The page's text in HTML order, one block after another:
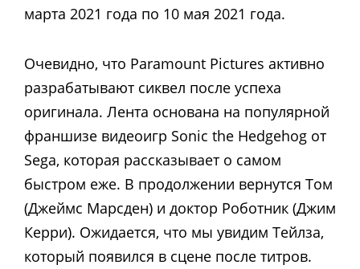
марта 2021 года по 10 мая 2021 года.
Очевидно, что Paramount Pictures активно
разрабатывают сиквел после успеха
оригинала. Лента основана на популярной
франшизе видеоигр Sonic the Hedgehog от
Sega, которая рассказывает о самом
быстром еже. В продолжении вернутся Том
(Джеймс Марсден) и доктор Роботник (Джим
Керри). Ожидается, что мы увидим Тейлза,
который появился в сцене после титров.